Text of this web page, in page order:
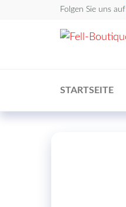
Folgen Sie uns auf
STARTSEITE